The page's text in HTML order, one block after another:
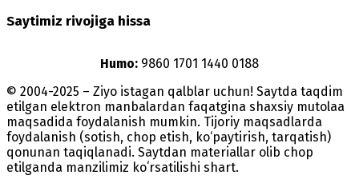
Saytimiz rivojiga hissa
Humo: 9860 1701 1440 0188
© 2004-2025 – Ziyo istagan qalblar uchun! Saytda taqdim
etilgan elektron manbalardan faqatgina shaxsiy mutolaa
maqsadida foydalanish mumkin. Tijoriy maqsadlarda
foydalanish (sotish, chop etish, ko‘paytirish, tarqatish)
qonunan taqiqlanadi. Saytdan materiallar olib chop
etilganda manzilimiz koʻrsatilishi shart.